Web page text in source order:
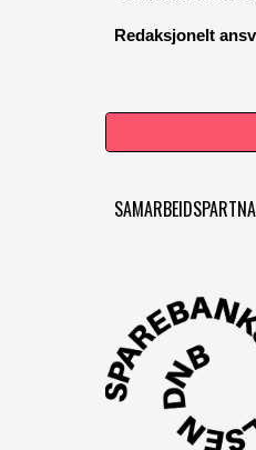
Redaksjonelt